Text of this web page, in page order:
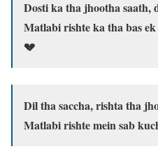
Dosti ka tha jhootha saath,
Matlabi rishte ka tha bas
💔
Dil tha saccha, rishta tha
Matlabi rishte mein sab